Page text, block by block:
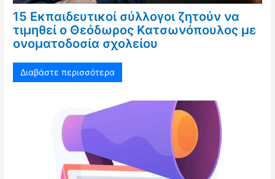
15 Εκπαιδευτικοί σύλλογοι ζητούν να
τιμηθεί ο Θεόδωρος Κατσωνόπουλος με
ονοματοδοσία σχολείου
Διαβάστε περισσότερα